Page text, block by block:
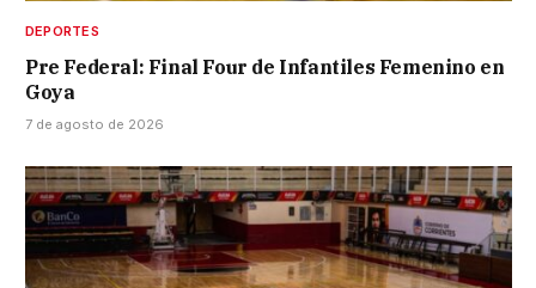
DEPORTES
Pre Federal: Final Four de Infantiles Femenino en
Goya
7 de agosto de 2026